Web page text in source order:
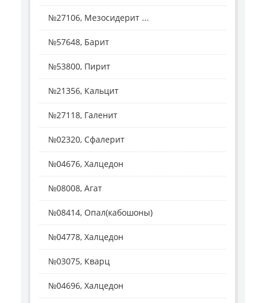
№27106, Мезосидерит ...
№57648, Барит
№53800, Пирит
№21356, Кальцит
№27118, Галенит
№02320, Сфалерит
№04676, Халцедон
№08008, Агат
№08414, Опал(кабошоны)
№04778, Халцедон
№03075, Кварц
№04696, Халцедон